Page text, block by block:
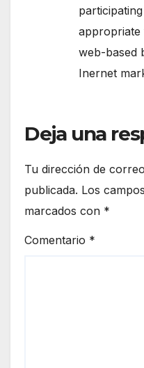
web-based
Inernet
Deja una
Tu dirección de
publicada. Los
marcados con *
Comentario *